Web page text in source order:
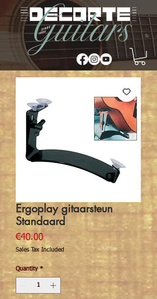
Ergoplay gitaarsteun
Standaard
€40.00Price
Sales Tax Included
Quantity *